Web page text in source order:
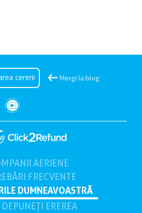
cererii Mergi la blog
AERIENE
FRECVENTE(current)
DUMNEAVOASTRĂ
EREREA